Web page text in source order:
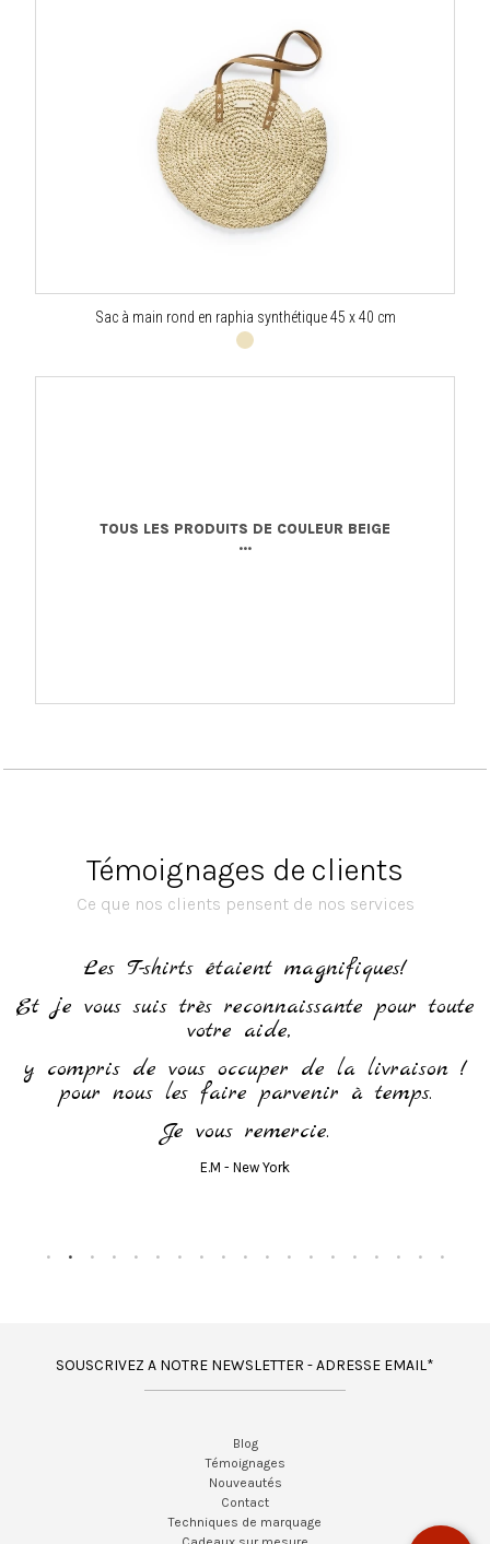
Sac à main rond en raphia synthétique 45 x 40 cm
TOUS LES PRODUITS DE COULEUR BEIGE
...
Témoignages de clients
Ce que nos clients pensent de nos services
Les T-shirts étaient magnifiques!
Et je vous suis très reconnaissante pour toute
votre aide,
y compris de vous occuper de la livraison !
pour nous les faire parvenir à temps.
Je vous remercie.
E.M - New York
SOUSCRIVEZ A NOTRE NEWSLETTER - ADRESSE EMAIL*
Blog
Témoignages
Nouveautés
Contact
Techniques de marquage